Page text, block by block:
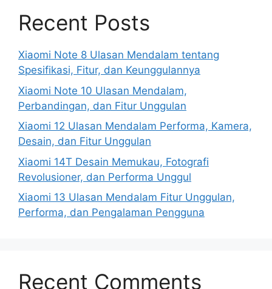
Recent Posts
Xiaomi Note 8 Ulasan Mendalam tentang
Spesifikasi, Fitur, dan Keunggulannya
Xiaomi Note 10 Ulasan Mendalam,
Perbandingan, dan Fitur Unggulan
Xiaomi 12 Ulasan Mendalam Performa, Kamera,
Desain, dan Fitur Unggulan
Xiaomi 14T Desain Memukau, Fotografi
Revolusioner, dan Performa Unggul
Xiaomi 13 Ulasan Mendalam Fitur Unggulan,
Performa, dan Pengalaman Pengguna
Recent Comments